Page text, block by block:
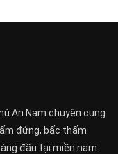
An Nam chuyên cung
đứng, bấc thấm
đầu tại miền nam